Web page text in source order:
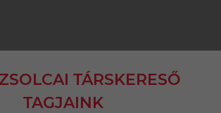
TÁRSKERESŐ
TAGJAINK